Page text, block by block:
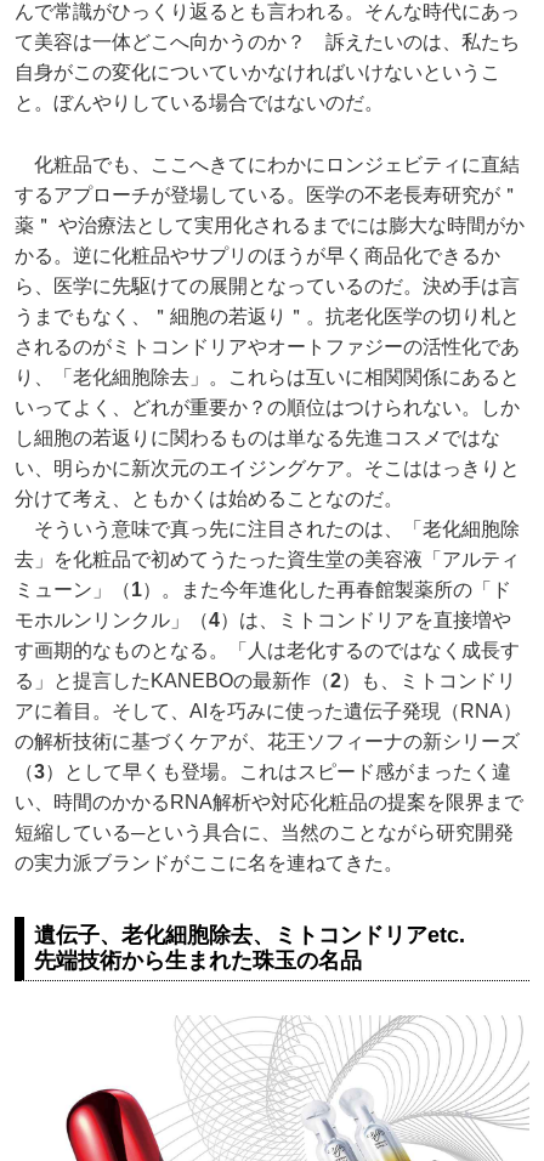
んで常識がひっくり返るとも言われる。そんな時代にあっ
て美容は一体どこへ向かうのか？ 訴えたいのは、私たち
自身がこの変化についていかなければいけないというこ
と。ぼんやりしている場合ではないのだ。
化粧品でも、ここへきてにわかにロンジェビティに直結
するアプローチが登場している。医学の不老長寿研究が＂
薬＂ や治療法として実用化されるまでには膨大な時間がか
かる。逆に化粧品やサプリのほうが早く商品化できるか
ら、医学に先駆けての展開となっているのだ。決め手は言
うまでもなく、＂細胞の若返り＂。抗老化医学の切り札と
されるのがミトコンドリアやオートファジーの活性化であ
り、「老化細胞除去」。これらは互いに相関関係にあると
いってよく、どれが重要か？の順位はつけられない。しか
し細胞の若返りに関わるものは単なる先進コスメではな
い、明らかに新次元のエイジングケア。そこははっきりと
分けて考え、ともかくは始めることなのだ。
そういう意味で真っ先に注目されたのは、「老化細胞除
去」を化粧品で初めてうたった資生堂の美容液「アルティ
ミューン」（1）。また今年進化した再春館製薬所の「ド
モホルンリンクル」（4）は、ミトコンドリアを直接増や
す画期的なものとなる。「人は老化するのではなく成長す
る」と提言したKANEBOの最新作（2）も、ミトコンドリ
アに着目。そして、AIを巧みに使った遺伝子発現（RNA）
の解析技術に基づくケアが、花王ソフィーナの新シリーズ
（3）として早くも登場。これはスピード感がまったく違
い、時間のかかるRNA解析や対応化粧品の提案を限界まで
短縮している─という具合に、当然のことながら研究開発
の実力派ブランドがここに名を連ねてきた。
遺伝子、老化細胞除去、ミトコンドリアetc.
先端技術から生まれた珠玉の名品